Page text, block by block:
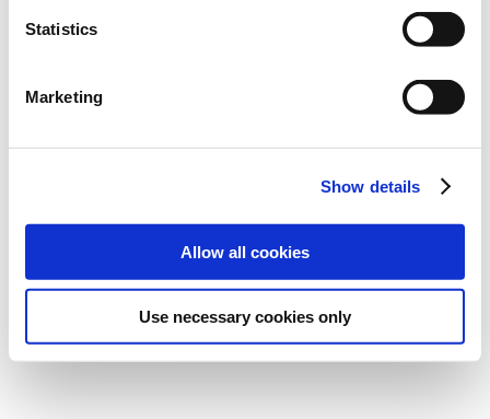
Statistics
Marketing
Show details
Allow all cookies
Use necessary cookies only